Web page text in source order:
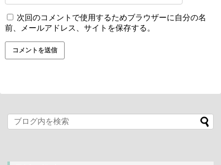
次回のコメントで使用するためブラウザーに自分の名
前、メールアドレス、サイトを保存する。